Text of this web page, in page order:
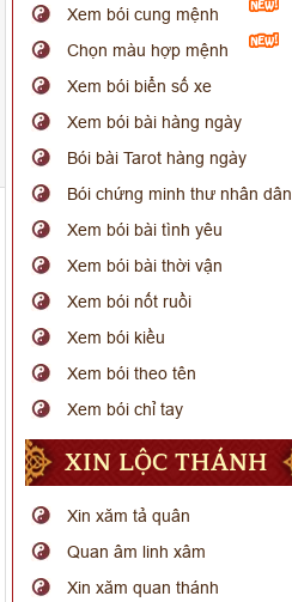
Xem bói cung mệnh
Chọn màu hợp mệnh
Xem bói biển số xe
Xem bói bài hàng ngày
Bói bài Tarot hàng ngày
Bói chứng minh thư nhân dân
Xem bói bài tình yêu
Xem bói bài thời vận
Xem bói nốt ruồi
Xem bói kiều
Xem bói theo tên
Xem bói chỉ tay
XIN LỘC THÁNH
Xin xăm tả quân
Quan âm linh xâm
Xin xăm quan thánh